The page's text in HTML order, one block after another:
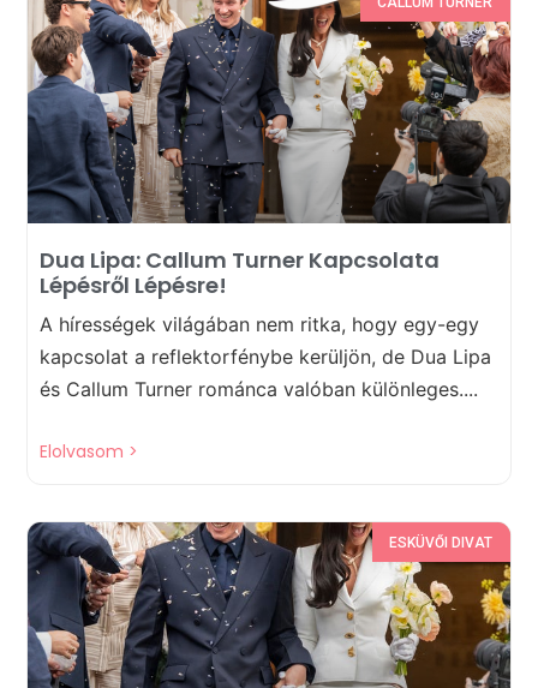
Dua Lipa: Callum Turner Kapcsolata
Lépésről Lépésre!
A hírességek világában nem ritka, hogy egy-egy
kapcsolat a reflektorfénybe kerüljön, de Dua Lipa
és Callum Turner románca valóban különleges....
Elolvasom >
ESKÜVŐI DIVAT